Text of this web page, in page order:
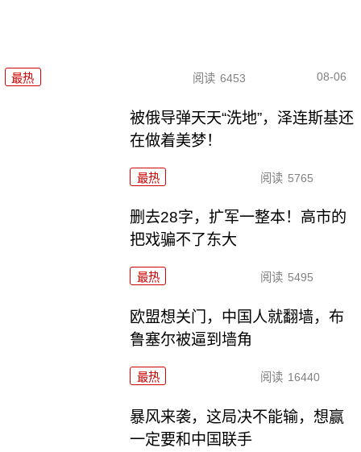
最热 阅读 6453 08-06
被俄导弹天天“洗地”，泽连斯基还
在做着美梦！
最热 阅读 5765
删去28字，扩军一整本！高市的
把戏骗不了东大
最热 阅读 5495
欧盟想关门，中国人就翻墙，布
鲁塞尔被逼到墙角
最热 阅读 16440
暴风来袭，这局决不能输，想赢
一定要和中国联手